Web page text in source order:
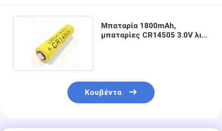
Μπαταρία 1800mAh,
μπαταρίες CR14505 3.0V λι-
Κουβέντα